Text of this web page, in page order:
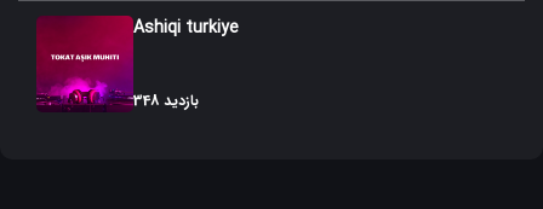
Ashiqi turkiye
348 بازدید